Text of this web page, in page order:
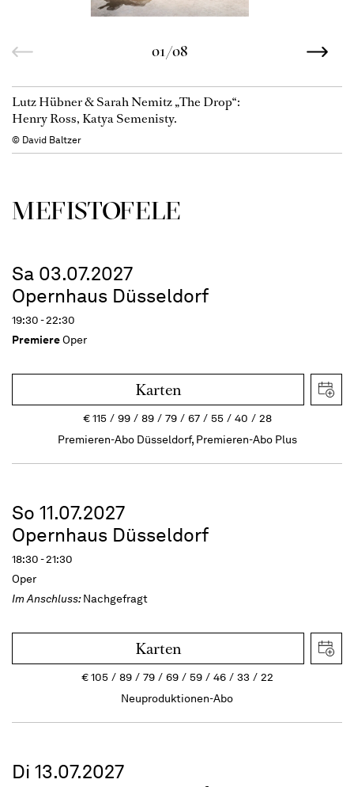
01/08
Lutz Hübner & Sarah Nemitz „The Drop“:
Henry Ross, Katya Semenisty.
© David Baltzer
MEFISTOFELE
Sa 03.07.2027
Opernhaus Düsseldorf
19:30 - 22:30
PremiereOper
Karten
€115 99 89 79 67 55 40
28
Premieren-Abo Düsseldorf, Premieren-Abo Plus
So 11.07.2027
Opernhaus Düsseldorf
18:30 - 21:30
Oper
Im Anschluss:Nachgefragt
Karten
€105 89 79 69 59 46 33
22
Neuproduktionen-Abo
Di 13.07.2027